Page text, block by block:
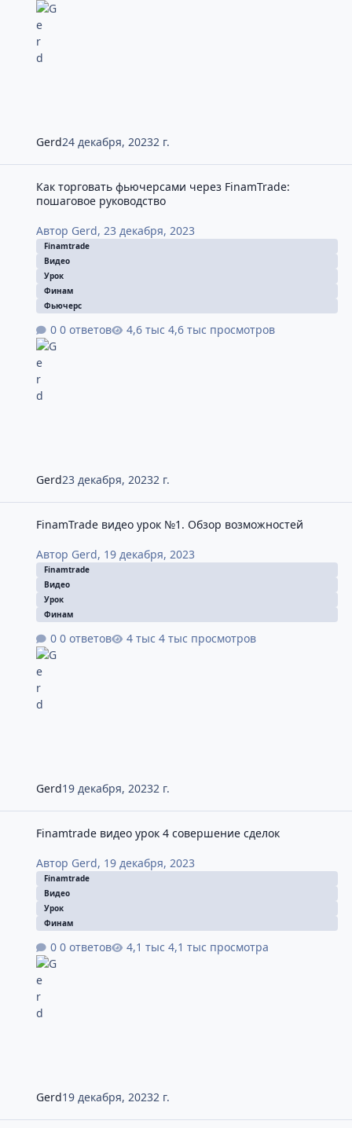
Gerd24 декабря, 20232 г.
Как торговать фьючерсами через FinamTrade:
пошаговое руководство
Автор Gerd, 23 декабря, 2023
Finamtrade
Видео
Урок
Финам
Фьючерс
0 ответов 4,6 тыс просмотров
Gerd23 декабря, 20232 г.
FinamTrade видео урок №1. Обзор возможностей
Автор Gerd, 19 декабря, 2023
Finamtrade
Видео
Урок
Финам
0 ответов 4 тыс просмотров
Gerd19 декабря, 20232 г.
Finamtrade видео урок 4 совершение сделок
Автор Gerd, 19 декабря, 2023
Finamtrade
Видео
Урок
Финам
0 ответов 4,1 тыс просмотра
Gerd19 декабря, 20232 г.